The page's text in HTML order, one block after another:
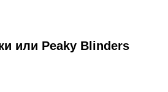
или Peaky Blinders